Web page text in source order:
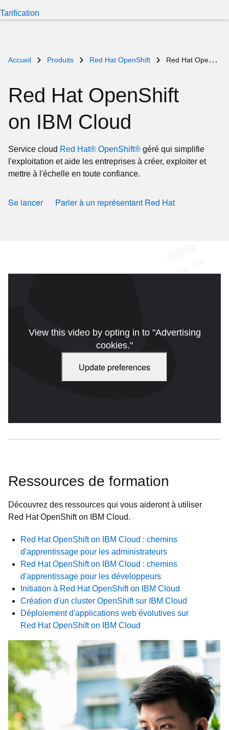
Tarification
Accueil Produits Red Hat OpenShift Red Hat OpenShift on IBM Cloud
Red Hat OpenShift
on IBM Cloud
Service cloud Red Hat® OpenShift® géré qui simplifie
l'exploitation et aide les entreprises à créer, exploiter et
mettre à l'échelle en toute confiance.
Se lancer Parler à un représentant Red Hat
View this video by opting in to "Advertising
cookies."
Update preferences
Ressources de formation
Découvrez des ressources qui vous aideront à utiliser
Red Hat OpenShift on IBM Cloud.
Red Hat OpenShift on IBM Cloud : chemins
d'apprentissage pour les administrateurs
Red Hat OpenShift on IBM Cloud : chemins
d'apprentissage pour les développeurs
Initiation à Red Hat OpenShift on IBM Cloud
Création d'un cluster OpenShift sur IBM Cloud
Déploiement d'applications web évolutives sur
Red Hat OpenShift on IBM Cloud